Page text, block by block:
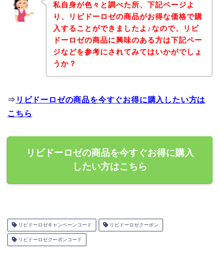
私自身が色々と調べた所、下記ページよ
り、リビドーロゼの商品がお得な価格で購
入することができましたよ♪なので、リビ
ドーロゼの商品に興味のある方は下記ペー
ジなどを参考にされてみてはいかがでしょ
うか？
⇒ リビドーロゼの商品を今すぐお得に購入したい方は
こちら
リビドーロゼの商品を今すぐお得に購入
したい方はこちら
リビドーロゼキャンペーンコード リビドーロゼクーポン
リビドーロゼクーポンコード